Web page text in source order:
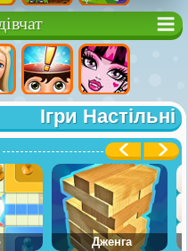
Ігри Настільні
Дженга